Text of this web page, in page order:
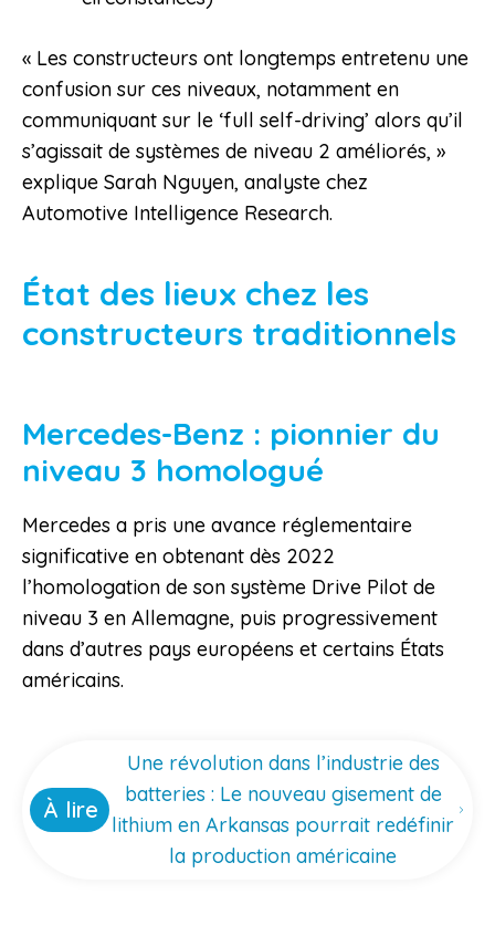
« Les constructeurs ont longtemps entretenu une
confusion sur ces niveaux, notamment en
communiquant sur le ‘full self-driving’ alors qu’il
s’agissait de systèmes de niveau 2 améliorés, »
explique Sarah Nguyen, analyste chez
Automotive Intelligence Research.
État des lieux chez les
constructeurs traditionnels
Mercedes-Benz : pionnier du
niveau 3 homologué
Mercedes a pris une avance réglementaire
significative en obtenant dès 2022
l’homologation de son système Drive Pilot de
niveau 3 en Allemagne, puis progressivement
dans d’autres pays européens et certains États
américains.
À lire
Une révolution dans l’industrie des
batteries : Le nouveau gisement de
lithium en Arkansas pourrait redéfinir
la production américaine